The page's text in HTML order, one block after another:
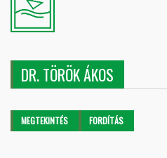
DR. TÖRÖK ÁKOS
Elsődleges fülek
MEGTEKINTÉS (AKTÍVFORDÍTÁS